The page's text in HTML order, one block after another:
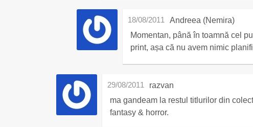
Andreea (Nemira)
18/08/2011
Momentan, până în toamnă cel
print, așa că nu avem nimic
razvan
29/08/2011
ma gandeam la restul titlurilor din
fantasy & horror.